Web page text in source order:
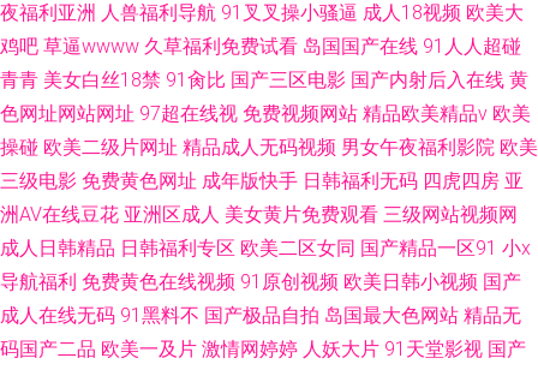
夜福利亚洲 人兽福利导航 91叉叉操小骚逼 成人18视频 欧美大
鸡吧 草逼wwww 久草福利免费试看 岛国国产在线 91人人超碰
青青 美女白丝18禁 91肏比 国产三区电影 国产内射后入在线 黄
色网址网站网址 97超在线视 免费视频网站 精品欧美精品v 欧美
操碰 欧美二级片网址 精品成人无码视频 男女午夜福利影院 欧美
三级电影 免费黄色网址 成年版快手 日韩福利无码 四虎四房 亚
洲AV在线豆花 亚洲区成人 美女黄片免费观看 三级网站视频网
成人日韩精品 日韩福利专区 欧美二区女同 国产精品一区91 小x
导航福利 免费黄色在线视频 91原创视频 欧美日韩小视频 国产
成人在线无码 91黑料不 国产极品自拍 岛国最大色网站 精品无
码国产二品 欧美一及片 激情网婷婷 人妖大片 91天堂影视 国产